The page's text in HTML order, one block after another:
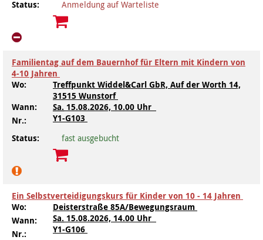
Status:
Anmeldung auf Warteliste
Familientag auf dem Bauernhof für Eltern mit Kindern von
4-10 Jahren
Wo:
Treffpunkt Widdel&Carl GbR, Auf der Worth 14,
31515 Wunstorf
Wann:
Sa. 15.08.2026, 10.00 Uhr
Nr.:
Y1-G103
Status:
fast ausgebucht
Ein Selbstverteidigungskurs für Kinder von 10 - 14 Jahren
Wo:
Deisterstraße 85A/Bewegungsraum
Wann:
Sa. 15.08.2026, 14.00 Uhr
Nr.:
Y1-G106